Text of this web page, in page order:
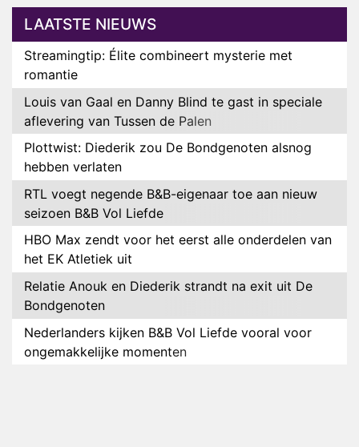
LAATSTE NIEUWS
Streamingtip: Élite combineert mysterie met
romantie
Louis van Gaal en Danny Blind te gast in speciale
aflevering van Tussen de Palen
Plottwist: Diederik zou De Bondgenoten alsnog
hebben verlaten
RTL voegt negende B&B-eigenaar toe aan nieuw
seizoen B&B Vol Liefde
HBO Max zendt voor het eerst alle onderdelen van
het EK Atletiek uit
Relatie Anouk en Diederik strandt na exit uit De
Bondgenoten
Nederlanders kijken B&B Vol Liefde vooral voor
ongemakkelijke momenten